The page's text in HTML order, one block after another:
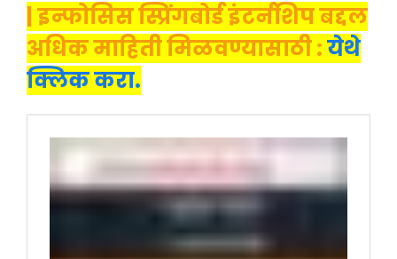
| इन्फोसिस स्प्रिंगबोर्ड इंटर्नशिप बद्दल
अधिक माहिती मिळवण्यासाठी :येथे
क्लिक करा.